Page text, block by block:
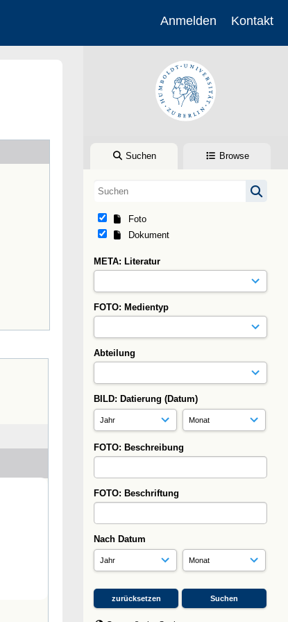
Anmelden Kontakt
Suchen Browse
Foto
Dokument
META: Literatur
FOTO: Medientyp
Abteilung
BILD: Datierung (Datum)
FOTO: Beschreibung
FOTO: Beschriftung
Nach Datum